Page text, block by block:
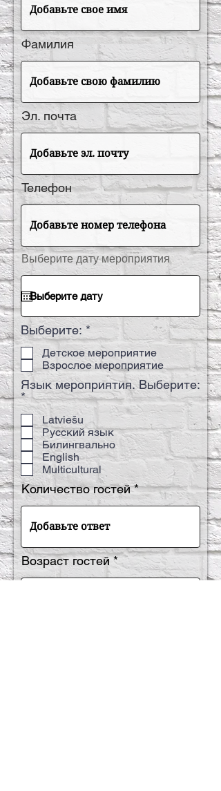
Фамилия
Эл. почта
Телефон
Выберите дату мероприятия * r
e
q
r
e
d
Выберите: *O
b
l
i
ā
t
i
Детское мероприятие
Взрослое мероприятие
Язык мероприятия. Выберите:
*O
b
i
Latviešu
Русский язык
Билингвально
English
Multicultural
Количество гостей
Возраст гостей